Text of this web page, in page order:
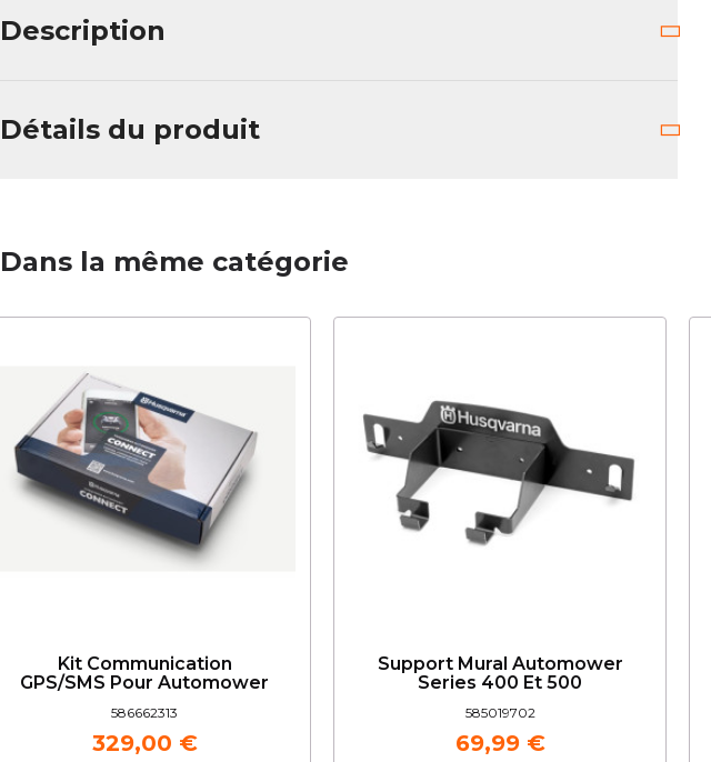
Description
Détails du produit
Dans la même catégorie
Kit Communication
GPS/SMS Pour Automower
586662313
329,00 €
Support Mural Automower
Series 400 Et 500
585019702
69,99 €